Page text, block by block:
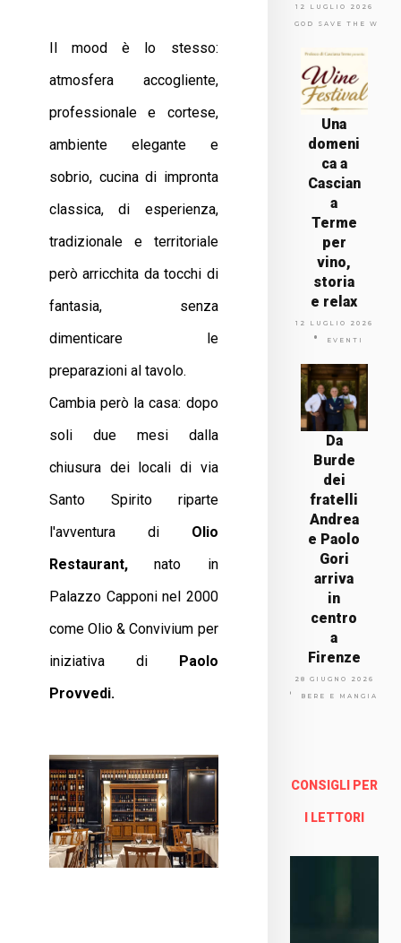
Il mood è lo stesso:
atmosfera accogliente,
professionale e cortese,
ambiente elegante e
sobrio, cucina di impronta
classica, di esperienza,
tradizionale e territoriale
però arricchita da tocchi di
fantasia, senza
dimenticare le
preparazioni al tavolo.
Cambia però la casa: dopo
soli due mesi dalla
chiusura dei locali di via
Santo Spirito riparte
l'avventura di Olio
Restaurant,nato in
Palazzo Capponi nel 2000
come Olio & Convivium per
iniziativa di Paolo
Provvedi.
12 LUGLIO 2026
GOD SAVE THE WINE
Una
domeni
ca a
Cascian
a
Terme
per
vino,
storia
e relax
12 LUGLIO 2026
EVENTI
Da
Burde
dei
fratelli
Andrea
e Paolo
Gori
arriva
in
centro
a
Firenze
28 GIUGNO 2026
BERE E MANGIARE
CONSIGLI PER
I LETTORI
Via
Arno
nze
Enoteca Online e al dettaglio